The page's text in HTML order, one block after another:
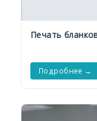
Печать
Подробнее →